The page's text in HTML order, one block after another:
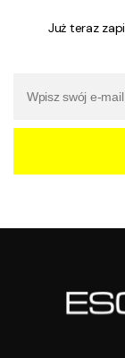
Już teraz